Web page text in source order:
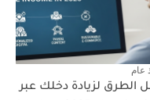
عام
الطرق لزيادة دخلك عبر